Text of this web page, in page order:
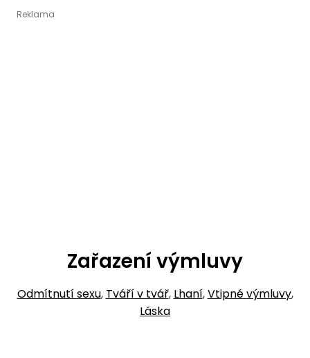
Zařazení výmluvy
Odmítnutí sexu, Tváří v tvář, Lhaní,Vtipné výmluvy,
Láska